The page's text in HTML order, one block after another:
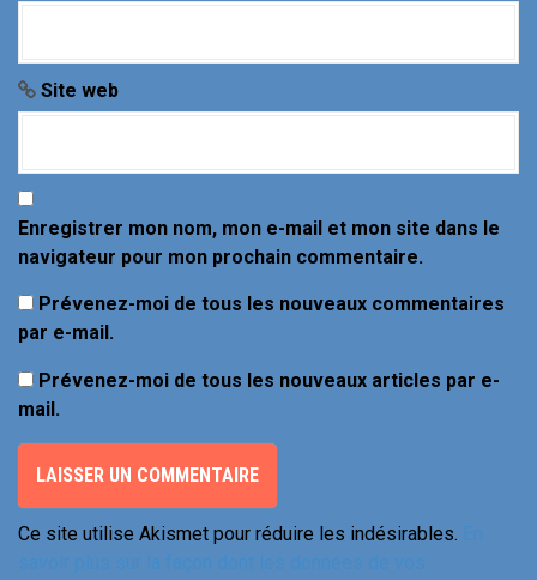
Site web
Enregistrer mon nom, mon e-mail et mon site dans le
navigateur pour mon prochain commentaire.
Prévenez-moi de tous les nouveaux commentaires
par e-mail.
Prévenez-moi de tous les nouveaux articles par e-
mail.
Ce site utilise Akismet pour réduire les indésirables.